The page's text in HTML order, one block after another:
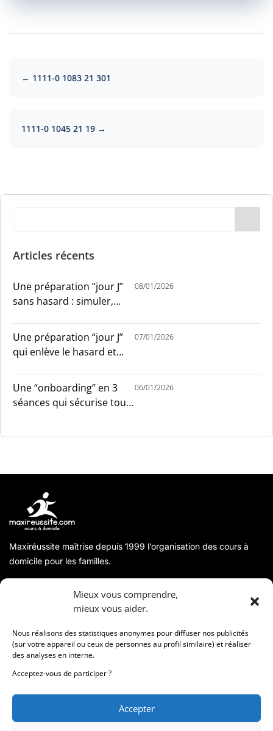
Mieux vous comprendre,
mieux vous aider.
Nous réalisons des statistiques anonymes pour diffuser nos publicités
(sur votre appareil ou ceux de personnes au profil similaire) et réaliser
des analyses en interne.
Acceptez-vous de participer ?
Accepter
← 1111-0 1083 21 301
1111-0 1045 21 19 →
Articles récents
Une préparation “jour J”
sans hasard : simuler,
08/01/2026
Une préparation “jour J”
qui enlève le hasard et
07/01/2026
Une “onboarding” en 3
séances qui sécurise tout
06/01/2026
Maxiréussite maîtrise depuis 1999 l’organisation des cours à
domicile pour les familles.
Coordonnées